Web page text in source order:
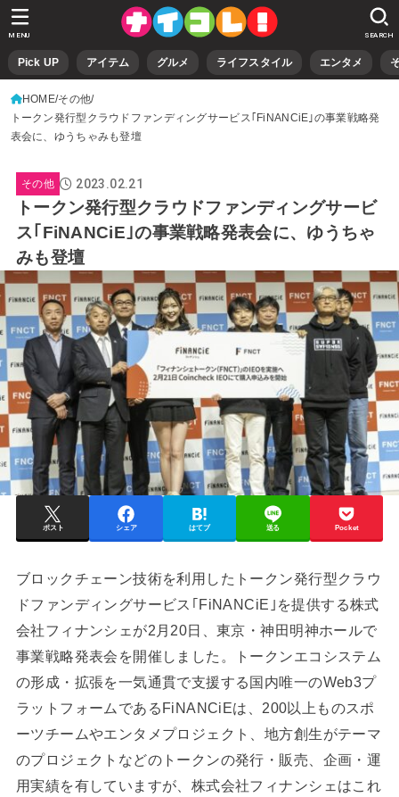
Pick UP アイテム グルメ ライフスタイル エンタメ
SEARCH
MENU
HOME その他
トークン発行型クラウドファンディングサービス｢FiNANCiE｣の事業戦略発
表会に、ゆうちゃみも登壇
その他 2023.02.21
トークン発行型クラウドファンディングサービ
ス｢FiNANCiE｣の事業戦略発表会に、ゆうちゃ
みも登壇
ポスト シェア はてブ 送る Pocket
ブロックチェーン技術を利用したトークン発行型クラウ
ドファンディングサービス｢FiNANCiE｣を提供する株式
会社フィナンシェが2月20日、東京・神田明神ホールで
事業戦略発表会を開催しました。トークンエコシステム
の形成・拡張を一気通貫で支援する国内唯一のWeb3プ
ラットフォームであるFiNANCiEは、200以上ものスポ
ーツチームやエンタメプロジェクト、地方創生がテーマ
のプロジェクトなどのトークンの発行・販売、企画・運
用実績を有していますが、株式会社フィナンシェはこれ